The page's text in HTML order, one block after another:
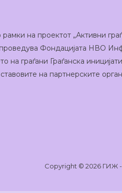
на проектот „Активни
Фондацијата НВО
на граѓани Граѓанска
на партнерските
Copyright © 2026 ГИЖ -